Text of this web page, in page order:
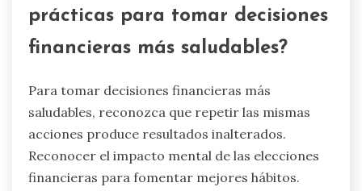
grandes en hitos más pequeños y manejables
enfoque incremental fomenta la persistencia y
a lo largo del tiempo.
En última instancia, el establecimiento de metas
actúa como un catalizador para el cambio,
ayudando a las personas a pasar de una gestión